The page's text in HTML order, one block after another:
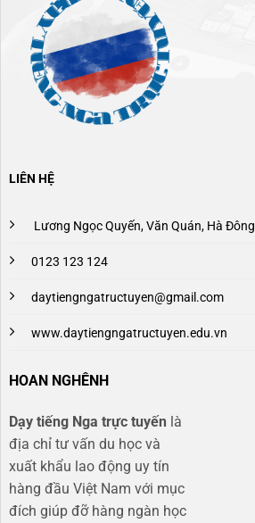
LIÊN HỆ
Lương Ngọc Quyến, Văn Quán, Hà
0123 123 124
daytiengngatructuyen@gmail.com
www.daytiengngatructuyen.edu.vn
HOAN NGHÊNH
Dạy tiếng Nga trực tuyến là
địa chỉ tư vấn du học và
xuất khẩu lao động uy tín
hàng đầu Việt Nam với mục
đích giúp đỡ hàng ngàn học